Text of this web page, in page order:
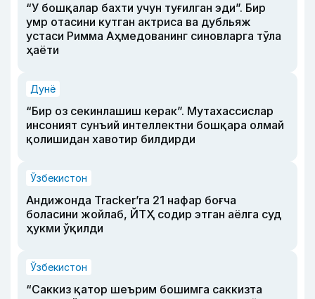
“У бошқалар бахти учун туғилган эди”. Бир
умр отасини кутган актриса ва дубльяж
устаси Римма Аҳмедованинг синовларга тўла
ҳаёти
Дунё
“Бир оз секинлашиш керак”. Мутахассислар
инсоният сунъий интеллектни бошқара олмай
қолишидан хавотир билдирди
Ўзбекистон
Андижонда Tracker’га 21 нафар боғча
боласини жойлаб, ЙТҲ содир этган аёлга суд
ҳукми ўқилди
Ўзбекистон
“Саккиз қатор шеърим бошимга саккизта